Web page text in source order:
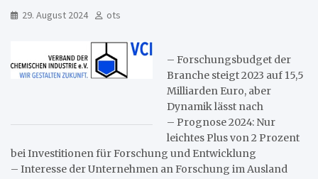
29. August 2024 ots
– Forschungsbudget der
Branche steigt 2023 auf 15,5
Milliarden Euro, aber
Dynamik lässt nach
– Prognose 2024: Nur
leichtes Plus von 2 Prozent
bei Investitionen für Forschung und Entwicklung
– Interesse der Unternehmen an Forschung im Ausland